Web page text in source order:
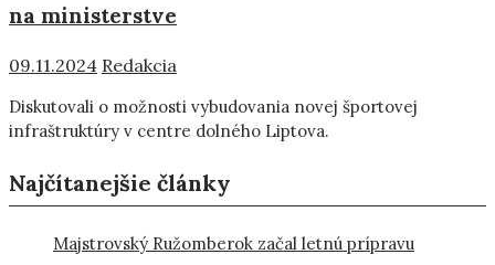
na ministerstve
09.11.2024 Redakcia
Diskutovali o možnosti vybudovania novej športovej
infraštruktúry v centre dolného Liptova.
Najčítanejšie články
Majstrovský Ružomberok začal letnú prípravu